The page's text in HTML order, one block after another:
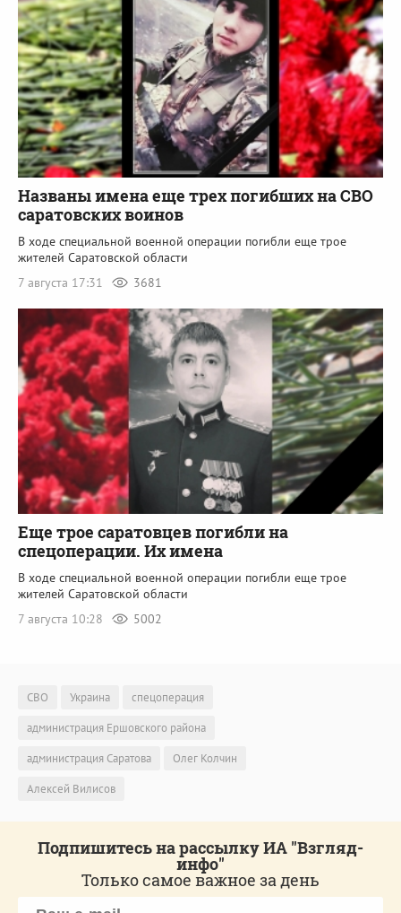
Названы имена еще трех погибших на СВО
саратовских воинов
В ходе специальной военной операции погибли еще трое
жителей Саратовской области
7 августа 17:31
3681
Еще трое саратовцев погибли на
спецоперации. Их имена
В ходе специальной военной операции погибли еще трое
жителей Саратовской области
7 августа 10:28
5002
СВО Украина
спецоперация
администрация Ершовского района
администрация Саратова
Олег Колчин
Алексей Вилисов
Подпишитесь на рассылку ИА "Взгляд-
инфо"
Только самое важное за день